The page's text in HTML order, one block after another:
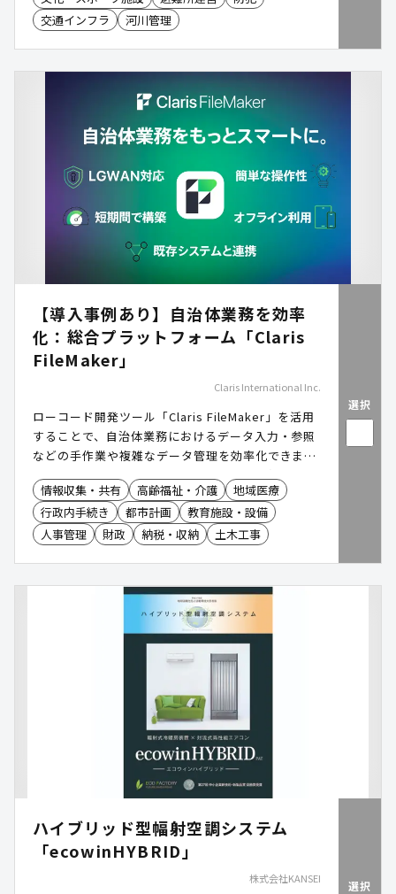
犯カメラや非常用電源などのオプションも追加で
き、設置場所や用途に合わせた公共空間の整備を支
援します。NETIS取得済み。
交通インフラ
河川管理
【導入事例あり】自治体業務を効率
化：総合プラットフォーム「Claris
FileMaker」
Claris International Inc.
ローコード開発ツール「Claris FileMaker」を活用
することで、自治体業務におけるデータ入力・参照
などの手作業や複雑なデータ管理を効率化できま
す。LGWAN やマイナンバーを利用する事務系ネッ
トワークでのデータ共有もでき、職員の業務負担が
軽減します。
情報収集・共有 高齢福祉・介護
地域医療
行政内手続き
都市計画
教育施設・設備
人事管理
財政 納税・収納 土木工事
選択
ハイブリッド型幅射空調システム
「ecowinHYBRID」
株式会社KANSEI 選択